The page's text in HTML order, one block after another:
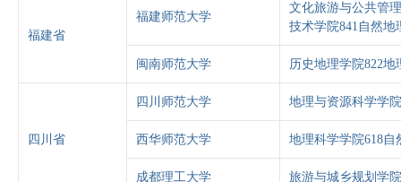
福建省
福建师范大学
文化旅游与公共管
技术学院841自然
闽南师范大学 历史地理学院822
四川省
四川师范大学 地理与资源科学学
西华师范大学 地理科学学院618自
成都理工大学 旅游与城乡规划学